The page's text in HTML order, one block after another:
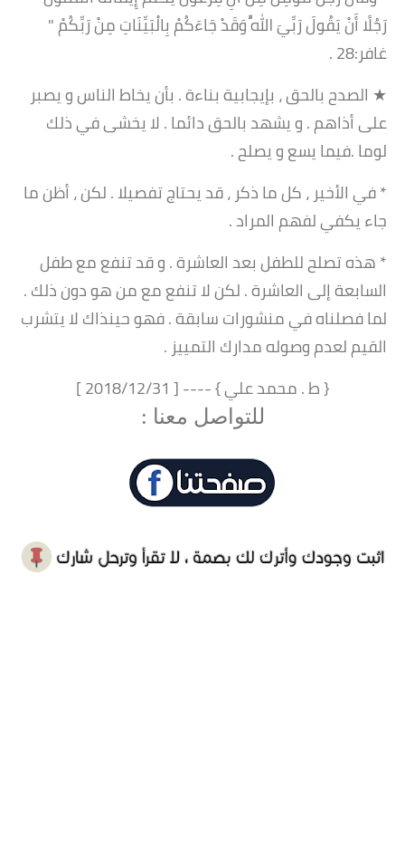
رَجُلًا أَنْ يَقُولَ رَبِّيَ اللَّهُ وَقَدْ جَاءَكُمْ بِالْبَيِّنَاتِ مِنْ رَبِّكُمْ "
غافر:28 .
★ الصدح بالحق ، بإيجابية بناءة . بأن يخاط الناس و يصبر
على أذاهم . و يشهد بالحق دائما . لا يخشى في ذلك
لوما .فيما يسع و يصلح .
* في الأخير ، كل ما ذكر ، قد يحتاج تفصيلا . لكن ، أظن ما
جاء يكفي لفهم المراد .
* هذه تصلح للطفل بعد العاشرة . و قد تنفع مع طفل
السابعة إلى العاشرة . لكن لا تنفع مع من هو دون ذلك .
لما فصلناه في منشورات سابقة . فهو حينذاك لا يتشرب
القيم لعدم وصوله مدارك التمييز .
{ ط . محمد علي } ---- [ 2018/12/31 ]
للتواصل معنا :